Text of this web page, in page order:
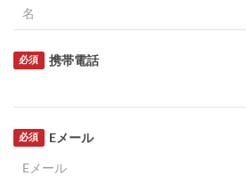
携帯電話
必須
Eメール
必須